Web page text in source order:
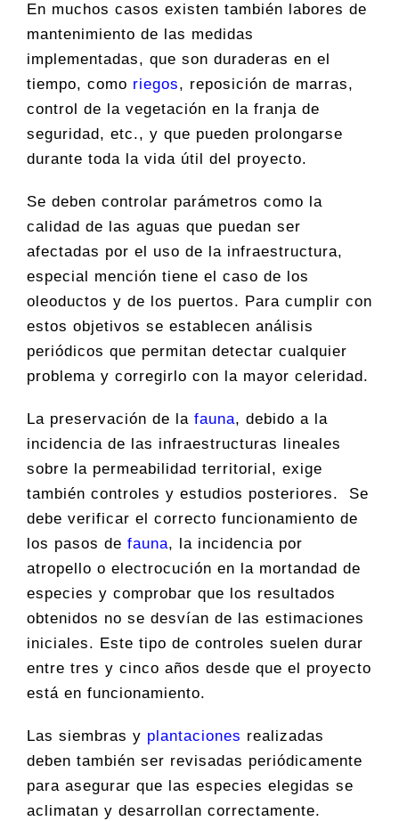
En muchos casos existen también labores de
mantenimiento de las medidas
implementadas, que son duraderas en el
tiempo, como riegos, reposición de marras,
control de la vegetación en la franja de
seguridad, etc., y que pueden prolongarse
durante toda la vida útil del proyecto.
Se deben controlar parámetros como la
calidad de las aguas que puedan ser
afectadas por el uso de la infraestructura,
especial mención tiene el caso de los
oleoductos y de los puertos. Para cumplir con
estos objetivos se establecen análisis
periódicos que permitan detectar cualquier
problema y corregirlo con la mayor celeridad.
La preservación de la fauna, debido a la
incidencia de las infraestructuras lineales
sobre la permeabilidad territorial, exige
también controles y estudios posteriores. Se
debe verificar el correcto funcionamiento de
los pasos de fauna, la incidencia por
atropello o electrocución en la mortandad de
especies y comprobar que los resultados
obtenidos no se desvían de las estimaciones
iniciales. Este tipo de controles suelen durar
entre tres y cinco años desde que el proyecto
está en funcionamiento.
Las siembras y plantaciones realizadas
deben también ser revisadas periódicamente
para asegurar que las especies elegidas se
aclimatan y desarrollan correctamente.